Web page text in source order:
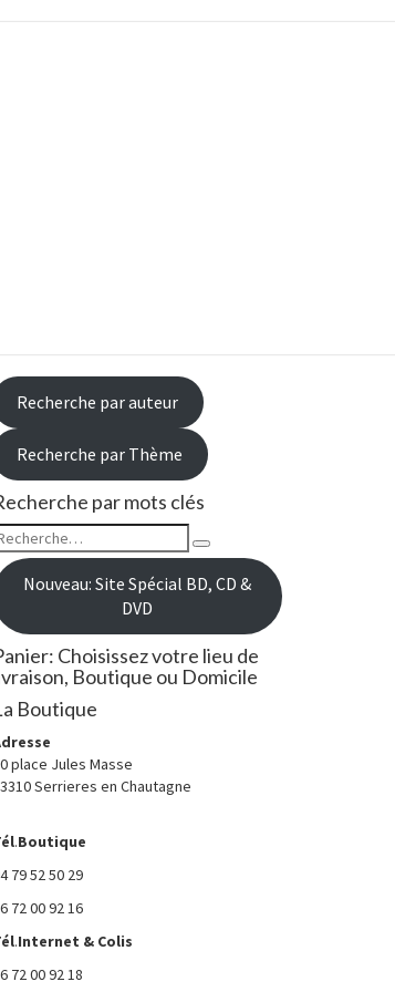
Recherche par auteur
Recherche par Thème
par mots clés
:
Recherche
Nouveau: Site Spécial BD, CD &
DVD
Choisissez votre lieu de
Boutique ou Domicile
Boutique
place Jules Masse
Serrieres en Chautagne
.Boutique
79 52 50 29
72 00 92 16
.Internet & Colis
72 00 92 18